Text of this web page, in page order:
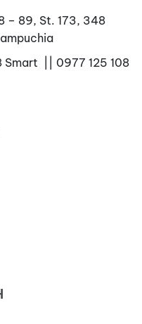
– 89, St. 173, 348
|| 0977 125 108